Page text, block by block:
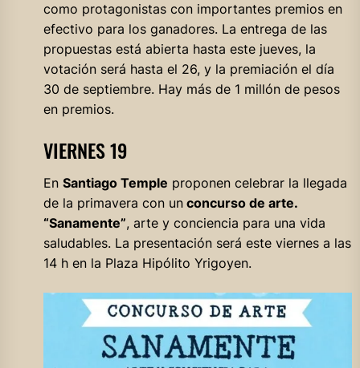
como protagonistas con importantes premios en
efectivo para los ganadores. La entrega de las
propuestas está abierta hasta este jueves, la
votación será hasta el 26, y la premiación el día
30 de septiembre. Hay más de 1 millón de pesos
en premios.
VIERNES 19
En Santiago Temple proponen celebrar la llegada
de la primavera con unconcurso de arte.
“Sanamente”, arte y conciencia para una vida
saludables. La presentación será este viernes a las
14 h en la Plaza Hipólito Yrigoyen.